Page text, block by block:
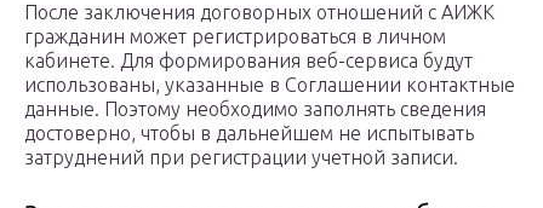
После заключения договорных отношений с АИЖК
гражданин может регистрироваться в личном
кабинете. Для формирования веб-сервиса будут
использованы, указанные в Соглашении контактные
данные. Поэтому необходимо заполнять сведения
достоверно, чтобы в дальнейшем не испытывать
затруднений при регистрации учетной записи.